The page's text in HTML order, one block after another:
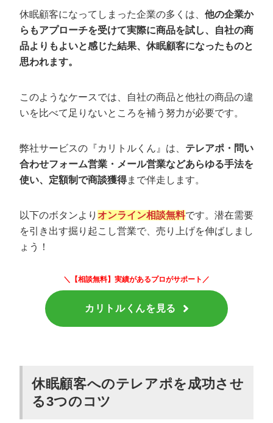
休眠顧客になってしまった企業の多くは、 他の企業か
らもアプローチを受けて実際に商品を試し、自社の商
品よりもよいと感じた結果、休眠顧客になったものと
思われます。
このようなケースでは、自社の商品と他社の商品の違
いを比べて足りないところを補う努力が必要です。
弊社サービスの『カリトルくん』は、 テレアポ・問い
合わせフォーム営業・メール営業などあらゆる手法を
使い、定額制で商談獲得まで伴走します。
以下のボタンより オンライン相談無料です。潜在需要
を引き出す掘り起こし営業で、売り上げを伸ばしまし
ょう！
＼【相談無料】実績があるプロがサポート／
カリトルくんを見る
休眠顧客へのテレアポを成功させ
る3つのコツ